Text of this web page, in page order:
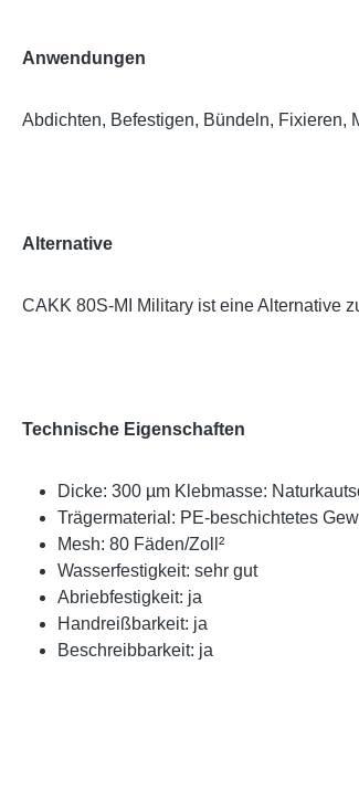
Anwendungen
Abdichten, Befestigen, Bündeln, Fixieren,
Alternative
CAKK 80S-MI Military ist eine Alternative
Technische Eigenschaften
Dicke: 300 µm Klebmasse:
Trägermaterial: PE-beschichtetes
Mesh: 80 Fäden/Zoll²
Wasserfestigkeit: sehr gut
Abriebfestigkeit: ja
Handreißbarkeit: ja
Beschreibbarkeit: ja